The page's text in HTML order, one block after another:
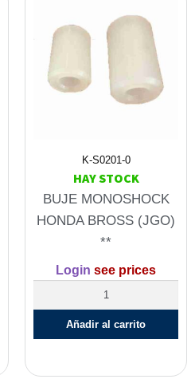
K-S0201-0
HAY STOCK
BUJE MONOSHOCK
HONDA BROSS (JGO)
**
Login see prices
Añadir al carrito